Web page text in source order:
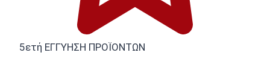
5ετή ΕΓΓΥΗΣΗ ΠΡΟΪΟΝΤΩΝ